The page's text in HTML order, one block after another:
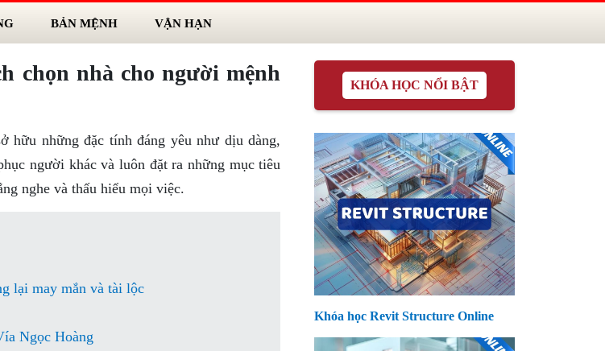
BẢN MỆNH VẬN HẠN
chọn nhà cho người mệnh
hữu những đặc tính đáng yêu như dịu dàng,
người khác và luôn đặt ra những mục tiêu
nghe và thấu hiểu mọi việc.
lại may mắn và tài lộc
Ngọc Hoàng
KHÓA HỌC NỔI BẬT
Khóa học Revit Structure Online